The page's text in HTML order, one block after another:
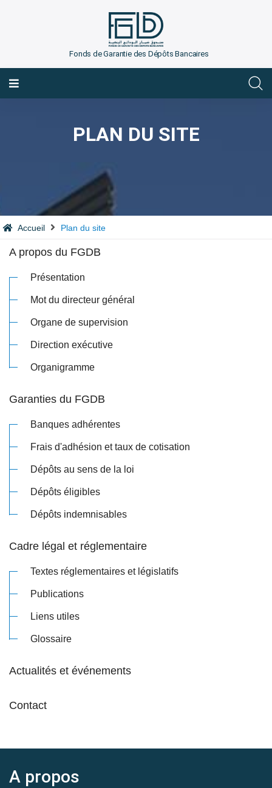
Fonds de Garantie des Dépôts Bancaires
PLAN DU SITE
Accueil Plan du site
A propos du FGDB
Présentation
Mot du directeur général
Organe de supervision
Direction exécutive
Organigramme
Garanties du FGDB
Banques adhérentes
Frais d'adhésion et taux de cotisation
Dépôts au sens de la loi
Dépôts éligibles
Dépôts indemnisables
Cadre légal et réglementaire
Textes réglementaires et législatifs
Publications
Liens utiles
Glossaire
Actualités et événements
Contact
A propos